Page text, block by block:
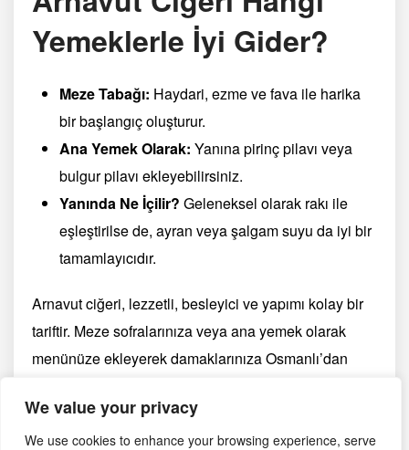
We value your privacy
We use cookies to enhance your browsing experience, serve
Yemeklerle İyi Gider?
Meze Tabağı: Haydari, ezme ve fava ile harika
bir başlangıç oluşturur.
Ana Yemek Olarak: Yanına pirinç pilavı veya
bulgur pilavı ekleyebilirsiniz.
Yanında Ne İçilir? Geleneksel olarak rakı ile
eşleştirilse de, ayran veya şalgam suyu da iyi bir
tamamlayıcıdır.
Arnavut ciğeri, lezzetli, besleyici ve yapımı kolay bir
tariftir. Meze sofralarınıza veya ana yemek olarak
menünüze ekleyerek damaklarınıza Osmanlı’dan
Afiyet olsun! 😋